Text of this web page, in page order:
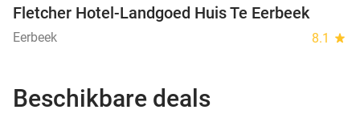
Fletcher Hotel-Landgoed Huis Te Eerbeek
Eerbeek 8.1 star
Beschikbare deals